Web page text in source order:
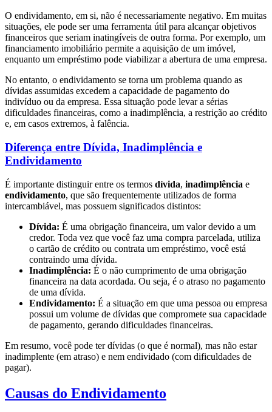
O endividamento, em si, não é necessariamente negativo. Em muitas
situações, ele pode ser uma ferramenta útil para alcançar objetivos
financeiros que seriam inatingíveis de outra forma. Por exemplo, um
financiamento imobiliário permite a aquisição de um imóvel,
enquanto um empréstimo pode viabilizar a abertura de uma empresa.
No entanto, o endividamento se torna um problema quando as
dívidas assumidas excedem a capacidade de pagamento do
indivíduo ou da empresa. Essa situação pode levar a sérias
dificuldades financeiras, como a inadimplência, a restrição ao crédito
e, em casos extremos, à falência.
Diferença entre Dívida, Inadimplência e
Endividamento
É importante distinguir entre os termos dívida, inadimplência e
endividamento, que são frequentemente utilizados de forma
intercambiável, mas possuem significados distintos:
Dívida: É uma obrigação financeira, um valor devido a um
credor. Toda vez que você faz uma compra parcelada, utiliza
o cartão de crédito ou contrata um empréstimo, você está
contraindo uma dívida.
Inadimplência: É o não cumprimento de uma obrigação
financeira na data acordada. Ou seja, é o atraso no pagamento
de uma dívida.
Endividamento: É a situação em que uma pessoa ou empresa
possui um volume de dívidas que compromete sua capacidade
de pagamento, gerando dificuldades financeiras.
Em resumo, você pode ter dívidas (o que é normal), mas não estar
inadimplente (em atraso) e nem endividado (com dificuldades de
pagar).
Causas do Endividamento